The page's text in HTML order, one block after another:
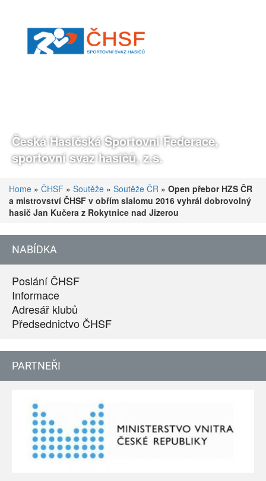
Česká Hasičská Sportovní Federace,
sportovní svaz hasičů, z.s.
Home » ČHSF » Soutěže » Soutěže ČR » Open přebor HZS ČR
a mistrovství ČHSF v obřím slalomu 2016 vyhrál dobrovolný
hasič Jan Kučera z Rokytnice nad Jizerou
NABÍDKA
Poslání ČHSF
Informace
Adresář klubů
Předsednictvo ČHSF
PARTNEŘI